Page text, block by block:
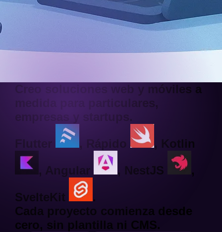
Creo soluciones web y móviles a
medida para particulares,
empresas y startups.
Flutter
, Rápido , Kotlin
, Angular , NestJS
,
SvelteKit
.
Cada proyecto comienza desde
cero, sin plantilla ni CMS.